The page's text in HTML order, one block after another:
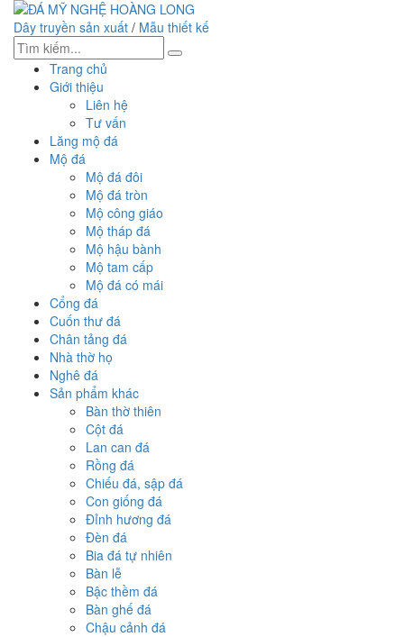
Dây truyền sản xuất / Mẫu thiết kế
Trang chủ
Giới thiệu
Liên hệ
Tư vấn
Lăng mộ đá
Mộ đá
Mộ đá đôi
Mộ đá tròn
Mộ công giáo
Mộ tháp đá
Mộ hậu bành
Mộ tam cấp
Mộ đá có mái
Cổng đá
Cuốn thư đá
Chân tảng đá
Nhà thờ họ
Nghê đá
Sản phẩm khác
Bàn thờ thiên
Cột đá
Lan can đá
Rồng đá
Chiếu đá, sập đá
Con giống đá
Đỉnh hương đá
Đèn đá
Bia đá tự nhiên
Bàn lễ
Bậc thềm đá
Bàn ghế đá
Chậu cảnh đá